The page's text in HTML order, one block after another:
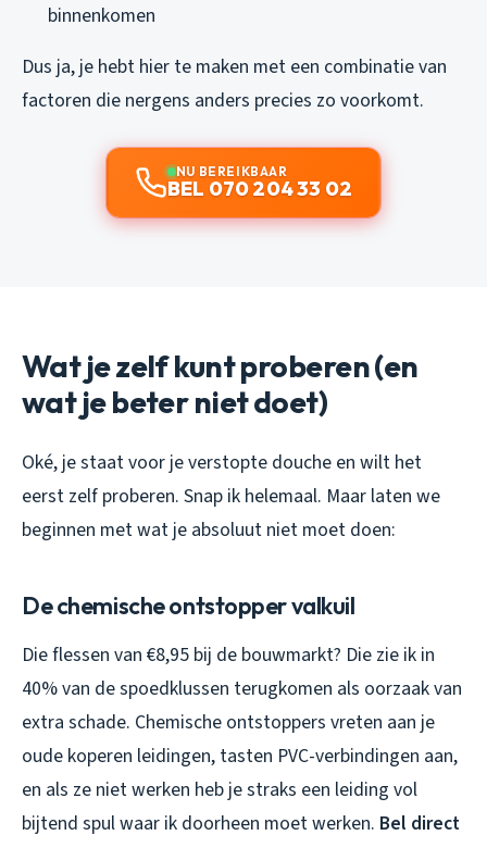
binnenkomen
Dus ja, je hebt hier te maken met een combinatie van
factoren die nergens anders precies zo voorkomt.
NU BEREIKBAAR
BEL 070 204 33 02
Wat je zelf kunt proberen (en
wat je beter niet doet)
Oké, je staat voor je verstopte douche en wilt het
eerst zelf proberen. Snap ik helemaal. Maar laten we
beginnen met wat je absoluut niet moet doen:
De chemische ontstopper valkuil
Die flessen van €8,95 bij de bouwmarkt? Die zie ik in
40% van de spoedklussen terugkomen als oorzaakvan
extra schade. Chemische ontstoppers vreten aan je
oude koperen leidingen, tasten PVC-verbindingen aan,
en als ze niet werken heb je straks een leiding vol
bijtend spul waar ik doorheen moet werken. Bel direct